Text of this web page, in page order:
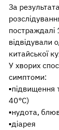
За
відвідували
китайської
У хворих
симптоми:
▪️підвищення
40°C)
▪️нудота,
▪️діарея